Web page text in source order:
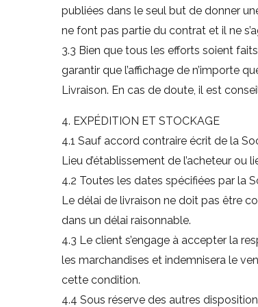
publiées dans le seul but de donner
ne font pas partie du contrat et il ne
3.3 Bien que tous les efforts soient
garantir que l’affichage de n’importe
Livraison. En cas de doute, il est
4. EXPÉDITION ET STOCKAGE
4.1 Sauf accord contraire écrit de la
Lieu d’établissement de l’acheteur ou
4.2 Toutes les dates spécifiées par la
Le délai de livraison ne doit pas être
dans un délai raisonnable.
4.3 Le client s’engage à accepter la
les marchandises et indemnisera le
cette condition.
4.4 Sous réserve des autres